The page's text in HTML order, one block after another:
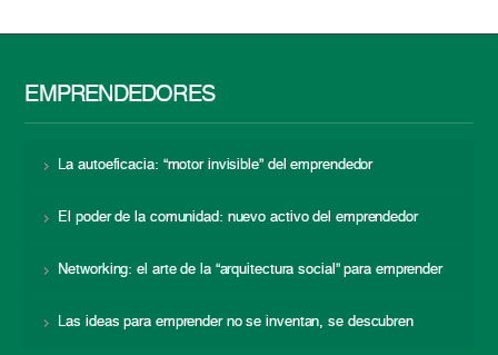
EMPRENDEDORES
La autoeficacia: “motor invisible” del emprendedor
El poder de la comunidad: nuevo activo del emprendedor
Networking: el arte de la “arquitectura social” para emprender
Las ideas para emprender no se inventan, se descubren